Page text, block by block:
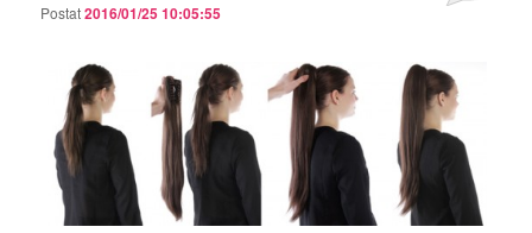
Postat2016/01/25 10:05:55